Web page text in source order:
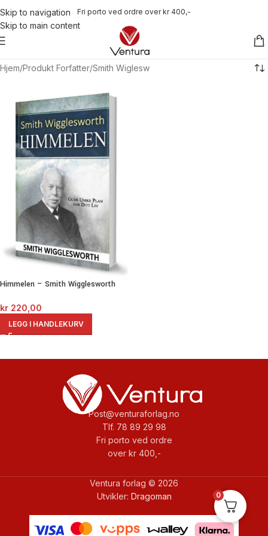
Skip to navigation
Skip to main content
Fri porto ved ordre over kr 400,-
Hjem Produkt Forfatter Smith Wiglesw
Himmelen – Smith Wigglesworth
kr 220,00
LEGG I HANDLEKURV
Post@venturaforlag.no
Tlf. 78 89 29 98
Fri porto ved ordre
over kr 400,-
Ventura forlag © 2026
Utvikler: Dragoman 0